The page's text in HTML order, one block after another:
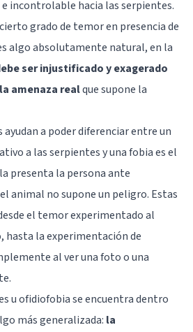
incontrolable hacia las serpientes.
grado de temor en presencia de
algo absolutamente natural, en la
ser injustificado y exagerado
amenaza realque supone la
ayudan a poder diferenciar entre un
a las serpientes y una fobia es el
presenta la persona ante
animal no supone un peligro. Estas
el temor experimentado al
hasta la experimentación de
al ver una foto o una
u ofidiofobia se encuentra dentro
más generalizada: la